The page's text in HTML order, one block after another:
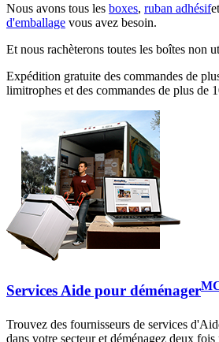
Nous avons tous les boxes, ruban adhésifet
d'emballage vous avez besoin.
Et nous rachèterons toutes les boîtes non
Expédition gratuite des commandes de
limitrophes et des commandes de plus de
Services Aide pour déménager
Trouvez des fournisseurs de services
dans votre secteur et déménagez deux